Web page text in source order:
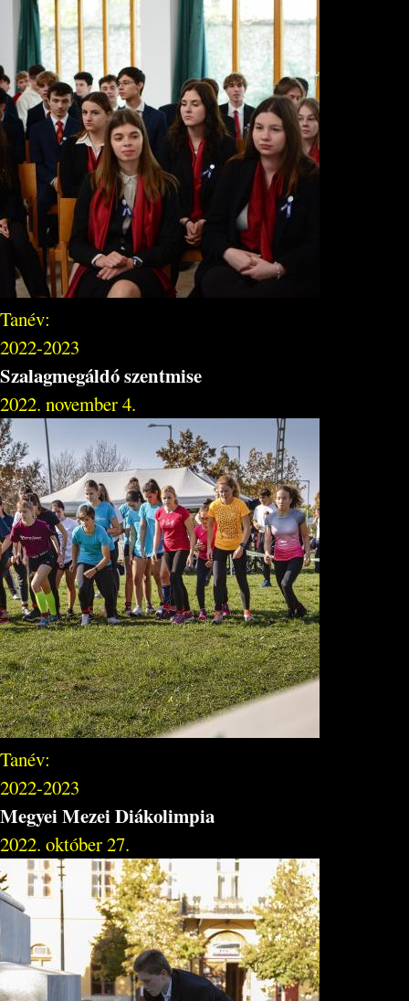
Tanév:
2022-2023
Szalagmegáldó szentmise
2022. november 4.
Tanév:
2022-2023
Megyei Mezei Diákolimpia
2022. október 27.